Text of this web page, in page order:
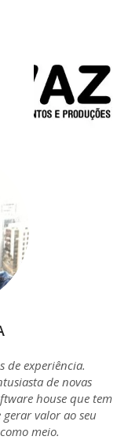
de experiência.
de novas
house que tem
valor ao seu
meio.